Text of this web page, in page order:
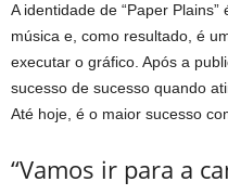
A identidade de “Paper
música e, como resultado, é
executar o gráfico. Após a
sucesso de sucesso quando
Até hoje, é o maior sucesso
“Vamos ir para a